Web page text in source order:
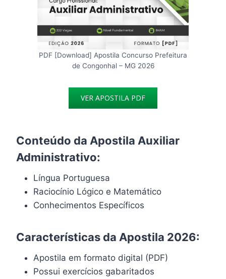
PDF [Download] Apostila Concurso Prefeitura
de Congonhal – MG 2026
VER APOSTILA PDF
Conteúdo da Apostila Auxiliar
Administrativo:
Língua Portuguesa
Raciocínio Lógico e Matemático
Conhecimentos Específicos
Características da Apostila 2026:
Apostila em formato digital (PDF)
Possui exercícios gabaritados